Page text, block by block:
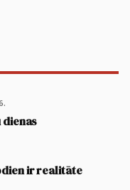
ir realitāte